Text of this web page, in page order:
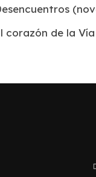
corazón de la